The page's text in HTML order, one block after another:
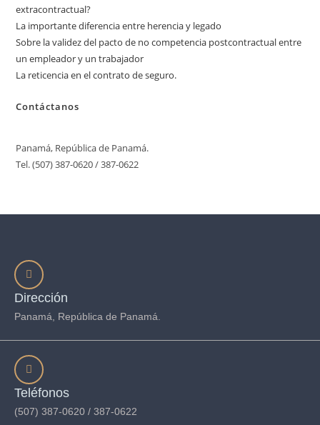
extracontractual?
La importante diferencia entre herencia y legado
Sobre la validez del pacto de no competencia postcontractual entre
un empleador y un trabajador
La reticencia en el contrato de seguro.
Contáctanos
Panamá, República de Panamá.
Tel. (507) 387-0620 / 387-0622
Dirección
Panamá, República de Panamá.
Teléfonos
(507) 387-0620 / 387-0622